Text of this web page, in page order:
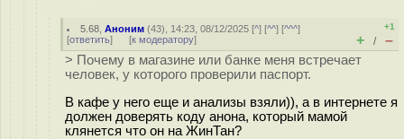
5.68 ,Аноним (43), 14:23, 08/12/2025 [^] [^^] [^^^]
[ответить] [к модератору]
+1
+ / –
> Почему в магазине или банке меня встречает
человек, у которого проверили паспорт.
В кафе у него еще и анализы взяли)), а в интернете я
должен доверять коду анона, который мамой
клянется что он на ЖинТан?